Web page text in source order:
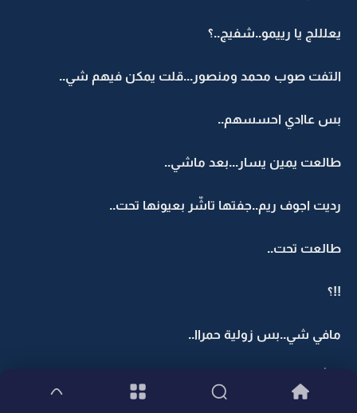
يعلللج يا رييمو..شفيج..؟
التفت صوب محمد ومنصور...قلت يمكن فيهم شي..
بس عاادي احسسهم..
طالعت يمين يسار...بعد ماشي..
رديت اجوف ريم..جفتها تاشّر بعيونها تحت..
طالعت تحت..
!!؟
مافي شي..بس زولية حمراا..